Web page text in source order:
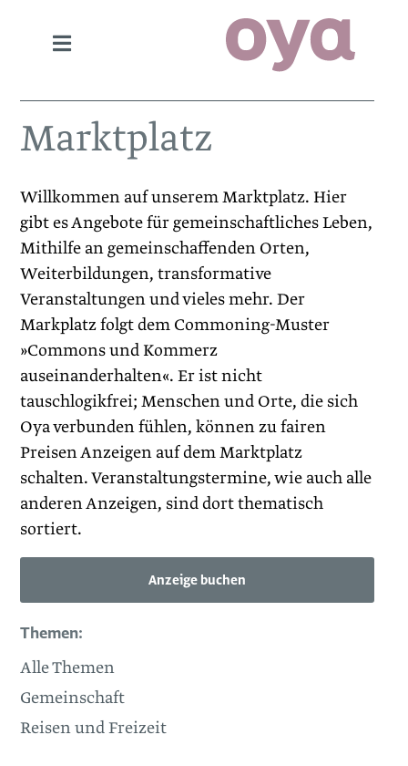
Marktplatz
Willkommen auf unserem Marktplatz. Hier
gibt es Angebote für gemeinschaftliches Leben,
Mithilfe an gemeinschaffenden Orten,
Weiterbildungen, transformative
Veranstaltungen und vieles mehr. Der
Markplatz folgt dem Commoning-Muster
»Commons und Kommerz
auseinanderhalten«. Er ist nicht
tauschlogikfrei; Menschen und Orte, die sich
Oya verbunden fühlen, können zu fairen
Preisen Anzeigen auf dem Marktplatz
schalten. Veranstaltungstermine, wie auch alle
anderen Anzeigen, sind dort thematisch
sortiert.
Anzeige buchen
Themen:
Alle Themen
Gemeinschaft
Reisen und Freizeit